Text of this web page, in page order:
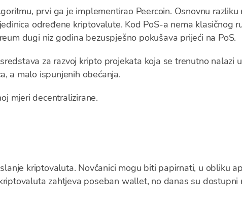
prvi ga je implementirao Peercoin. Osnovnu razliku
određene kriptovalute. Kod PoS-a nema klasičnog
dugi niz godina bezuspješno pokušava prijeći na PoS.
za razvoj kripto projekata koja se trenutno nalazi
a malo ispunjenih obećanja.
mjeri decentralizirane.
kriptovaluta. Novčanici mogu biti papirnati, u obliku
zahtjeva poseban wallet, no danas su dostupni